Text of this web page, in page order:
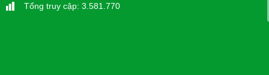
Tổng truy cập: 3.581.770